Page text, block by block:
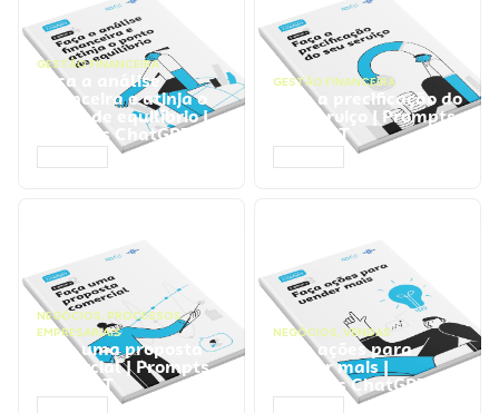
GESTÃO FINANCEIRA
Faça a análise
financeira e atinja o
ponto de equilíbrio |
Prompts ChatGPT
GESTÃO FINANCEIRA
Faça a precificação do
seu serviço | Prompts
ChatGPT
NEGÓCIOS, PROCESSOS
EMPRESARIAIS
Faça uma proposta
comercial | Prompts
ChatGPT
NEGÓCIOS, VENDAS
Faça ações para
vender mais |
Prompts ChatGPT